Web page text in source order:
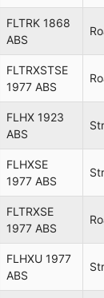
2024
FLHXSE
1977 ABS
2024
FLHX 1923
ABS
2024
FLTRK
1868 ABS
2024
1977 ABS
2025
FLHX
ABS
2025
FLHXSE
1977 ABS
FLTRK 1868
ABS
FLTRXSTSE
1977 ABS
FLHX 1923
ABS
FLHXSE
1977 ABS
FLTRXSE
1977 ABS
FLHXU 1977
ABS